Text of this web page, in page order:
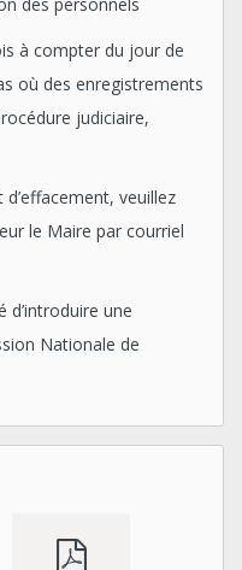
des personnels
à compter du jour de
où des enregistrements
judiciaire,
veuillez
le Maire par courriel
d’introduire une
Nationale de